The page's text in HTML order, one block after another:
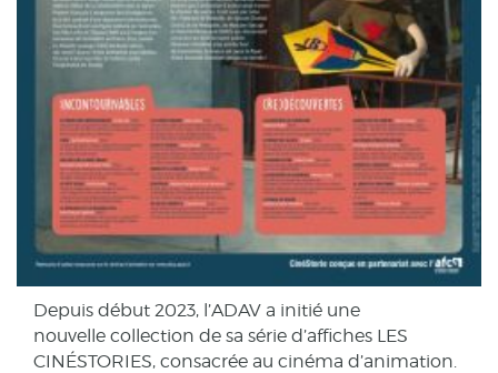
Depuis début 2023, l’ADAV a initié une
nouvelle collection de sa série d’affiches LES
CINÉSTORIES, consacrée au cinéma d’animation.